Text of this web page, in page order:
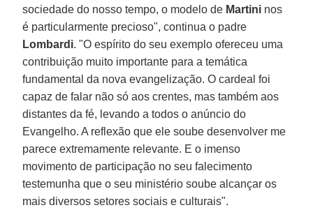
sociedade do nosso tempo, o modelo de Martini nos
é particularmente precioso", continua o padre
Lombardi. "O espírito do seu exemplo ofereceu uma
contribuição muito importante para a temática
fundamental da nova evangelização. O cardeal foi
capaz de falar não só aos crentes, mas também aos
distantes da fé, levando a todos o anúncio do
Evangelho. A reflexão que ele soube desenvolver me
parece extremamente relevante. E o imenso
movimento de participação no seu falecimento
testemunha que o seu ministério soube alcançar os
mais diversos setores sociais e culturais".